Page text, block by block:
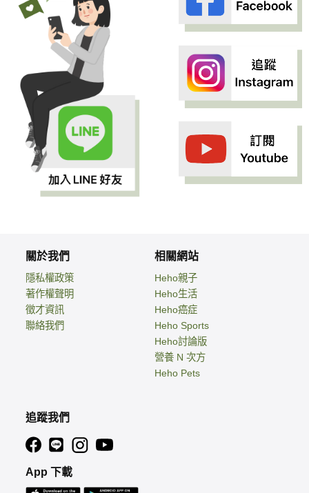
關於我們
隱私權政策
著作權聲明
徵才資訊
聯絡我們
相關網站
Heho親子
Heho生活
Heho癌症
Heho Sports
Heho討論版
營養 N 次方
Heho Pets
追蹤我們
App 下載